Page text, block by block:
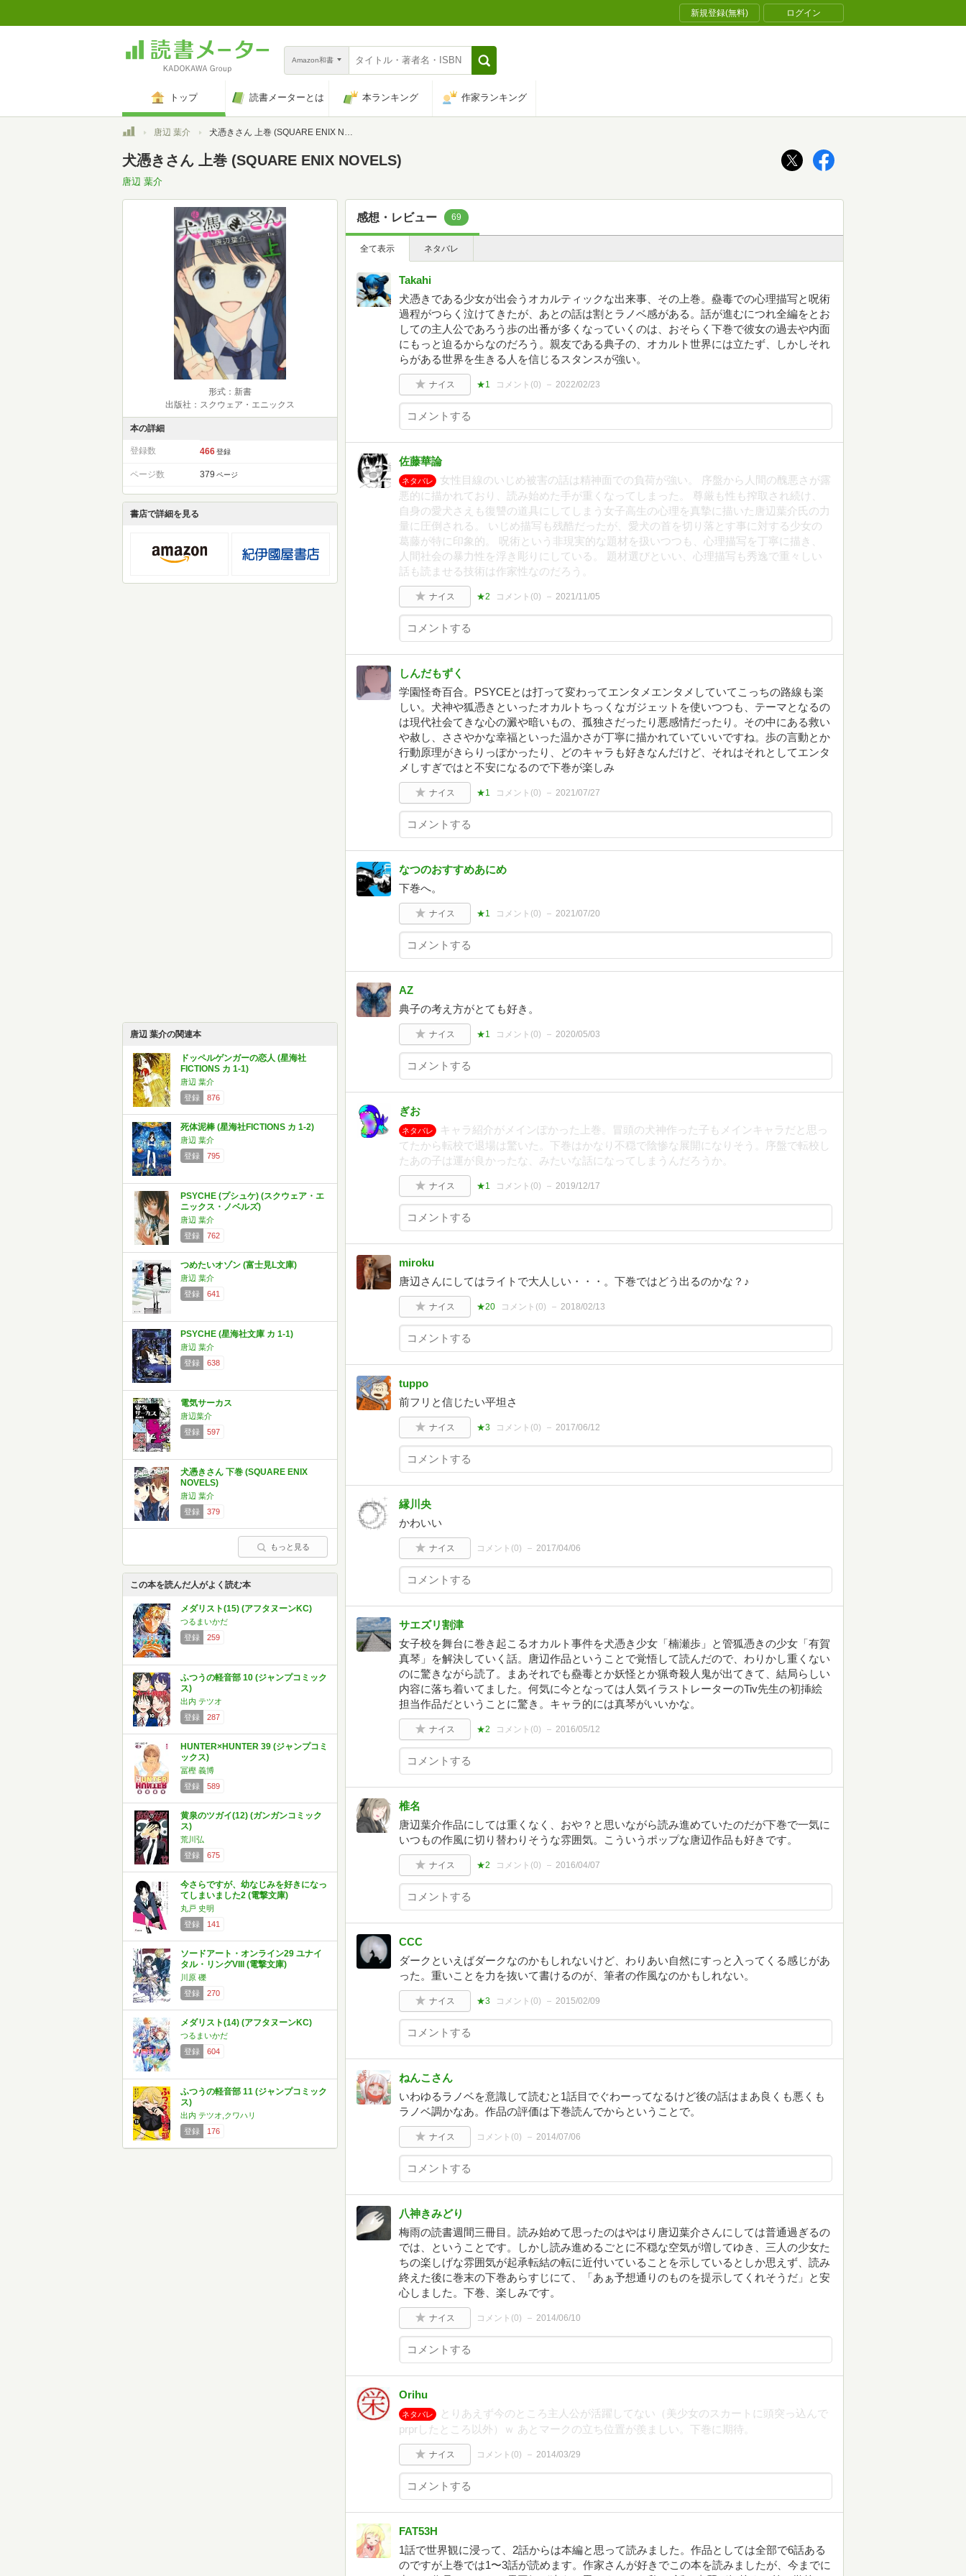
新規登録(無料) ログイン
Amazon和書
トップ 読書メーターとは 本ランキング 作家ランキング
トップ唐辺 葉介 犬憑きさん 上巻 (SQUARE ENIX NOVELS)
犬憑きさん 上巻 (SQUARE ENIX NOVELS)
唐辺 葉介
形式：新書
出版社：スクウェア・エニックス
本の詳細
登録数 466 登録
ページ数 379 ページ
書店で詳細を見る
唐辺 葉介の関連本
ドッペルゲンガーの恋人 (星海社
FICTIONS カ 1-1)
唐辺 葉介
登録
876
死体泥棒 (星海社FICTIONS カ 1-2)
唐辺 葉介
登録
795
PSYCHE (プシュケ) (スクウェア・エ
ニックス・ノベルズ)
唐辺 葉介
登録
762
つめたいオゾン (富士見L文庫)
唐辺 葉介
登録
641
PSYCHE (星海社文庫 カ 1-1)
唐辺 葉介
登録
638
電気サーカス
唐辺葉介
登録
597
犬憑きさん 下巻 (SQUARE ENIX
NOVELS)
唐辺 葉介
登録
379
もっと見る
この本を読んだ人がよく読む本
メダリスト(15) (アフタヌーンKC)
つるまいかだ
登録
259
ふつうの軽音部 10 (ジャンプコミック
ス)
出内 テツオ
登録
287
HUNTER×HUNTER 39 (ジャンプコミ
ックス)
冨樫 義博
登録
589
黄泉のツガイ(12) (ガンガンコミック
ス)
荒川弘
登録
675
今さらですが、幼なじみを好きになっ
てしまいました2 (電撃文庫)
丸戸 史明
登録
141
ソードアート・オンライン29 ユナイ
タル・リングVIII (電撃文庫)
川原 礫
登録
270
メダリスト(14) (アフタヌーンKC)
つるまいかだ
登録
604
ふつうの軽音部 11 (ジャンプコミック
ス)
出内 テツオ,クワハリ
登録
176
感想・レビュー 69
全て表示 ネタバレ
Takahi
犬憑きである少女が出会うオカルティックな出来事、その上巻。蠱毒での心理描写と呪術
過程がつらく泣けてきたが、あとの話は割とラノベ感がある。話が進むにつれ全編をとお
しての主人公であろう歩の出番が多くなっていくのは、おそらく下巻で彼女の過去や内面
にもっと迫るからなのだろう。親友である典子の、オカルト世界には立たず、しかしそれ
らがある世界を生きる人を信じるスタンスが強い。
ナイス ★1 コメント(0) 2022/02/23
佐藤華論
ネタバレ
女性目線のいじめ被害の話は精神面での負荷が強い。 序盤から人間の醜悪さが露
悪的に描かれており、読み始めた手が重くなってしまった。 尊厳も性も搾取され続け、
自身の愛犬さえも復讐の道具にしてしまう女子高生の心理を真摯に描いた唐辺葉介氏の力
量に圧倒される。 いじめ描写も残酷だったが、愛犬の首を切り落とす事に対する少女の
葛藤が特に印象的。 呪術という非現実的な題材を扱いつつも、心理描写を丁寧に描き、
人間社会の暴力性を浮き彫りにしている。 題材選びといい、心理描写も秀逸で重々しい
話も読ませる技術は作家性なのだろう。
ナイス ★2 コメント(0) 2021/11/05
しんだもずく
学園怪奇百合。PSYCEとは打って変わってエンタメエンタメしていてこっちの路線も楽
しい。犬神や狐憑きといったオカルトちっくなガジェットを使いつつも、テーマとなるの
は現代社会てきな心の澱や暗いもの、孤独さだったり悪感情だったり。その中にある救い
や赦し、ささやかな幸福といった温かさが丁寧に描かれていていいですね。歩の言動とか
行動原理がきらりっぽかったり、どのキャラも好きなんだけど、それはそれとしてエンタ
メしすぎではと不安になるので下巻が楽しみ
ナイス ★1 コメント(0) 2021/07/27
なつのおすすめあにめ
下巻へ。
ナイス ★1 コメント(0) 2021/07/20
AZ
典子の考え方がとても好き。
ナイス ★1 コメント(0) 2020/05/03
ぎお
ネタバレ
キャラ紹介がメインぽかった上巻。冒頭の犬神作った子もメインキャラだと思っ
てたから転校で退場は驚いた。下巻はかなり不穏で陰惨な展開になりそう。序盤で転校し
たあの子は運が良かったな、みたいな話になってしまうんだろうか。
ナイス ★1 コメント(0) 2019/12/17
miroku
唐辺さんにしてはライトで大人しい・・・。下巻ではどう出るのかな？♪
ナイス ★20 コメント(0) 2018/02/13
tuppo
前フリと信じたい平坦さ
ナイス ★3 コメント(0) 2017/06/12
縁川央
かわいい
ナイス コメント(0) 2017/04/06
サエズリ割津
女子校を舞台に巻き起こるオカルト事件を犬憑き少女「楠瀬歩」と管狐憑きの少女「有賀
真琴」を解決していく話。唐辺作品ということで覚悟して読んだので、わりかし重くない
のに驚きながら読了。まあそれでも蠱毒とか妖怪とか猟奇殺人鬼が出てきて、結局らしい
内容に落ち着いてました。何気に今となっては人気イラストレーターのTiv先生の初挿絵
担当作品だということに驚き。キャラ的には真琴がいいかな。
ナイス ★2 コメント(0) 2016/05/12
椎名
唐辺葉介作品にしては重くなく、おや？と思いながら読み進めていたのだが下巻で一気に
いつもの作風に切り替わりそうな雰囲気。こういうポップな唐辺作品も好きです。
ナイス ★2 コメント(0) 2016/04/07
CCC
ダークといえばダークなのかもしれないけど、わりあい自然にすっと入ってくる感じがあ
った。重いことを力を抜いて書けるのが、筆者の作風なのかもしれない。
ナイス ★3 コメント(0) 2015/02/09
ねんこさん
いわゆるラノベを意識して読むと1話目でぐわーってなるけど後の話はまあ良くも悪くも
ラノベ調かなあ。作品の評価は下巻読んでからということで。
ナイス コメント(0) 2014/07/06
八神きみどり
梅雨の読書週間三冊目。読み始めて思ったのはやはり唐辺葉介さんにしては普通過ぎるの
では、ということです。しかし読み進めるごとに不穏な空気が増してゆき、三人の少女た
ちの楽しげな雰囲気が起承転結の転に近付いていることを示しているとしか思えず、読み
終えた後に巻末の下巻あらすじにて、「あぁ予想通りのものを提示してくれそうだ」と安
心しました。下巻、楽しみです。
ナイス コメント(0) 2014/06/10
Orihu
ネタバレ
とりあえず今のところ主人公が活躍してない（美少女のスカートに頭突っ込んで
prprしたところ以外）ｗ あとマークの立ち位置が羨ましい。下巻に期待。
ナイス コメント(0) 2014/03/29
FAT53H
1話で世界観に浸って、2話からは本編と思って読みました。作品としては全部で6話ある
のですが上巻では1〜3話が読めます。作家さんが好きでこの本を読みましたが、今までに